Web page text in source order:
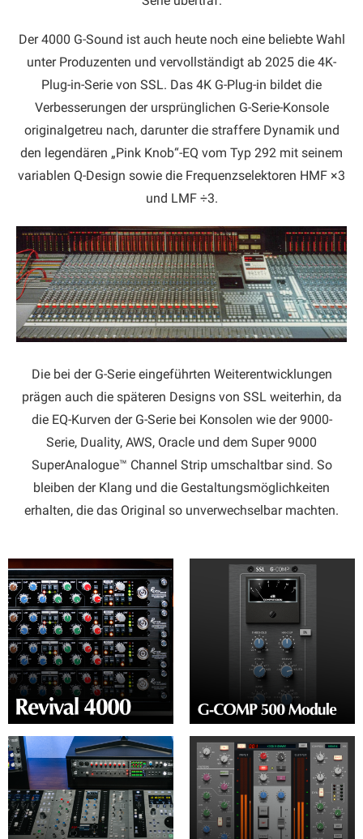
Der 4000 G-Sound ist auch heute noch eine beliebte Wahl
unter Produzenten und vervollständigt ab 2025 die 4K-
Plug-in-Serie von SSL. Das 4K G-Plug-in bildet die
Verbesserungen der ursprünglichen G-Serie-Konsole
originalgetreu nach, darunter die straffere Dynamik und
den legendären „Pink Knob“-EQ vom Typ 292 mit seinem
variablen Q-Design sowie die Frequenzselektoren HMF ×3
und LMF ÷3.
Die bei der G-Serie eingeführten Weiterentwicklungen
prägen auch die späteren Designs von SSL weiterhin, da
die EQ-Kurven der G-Serie bei Konsolen wie der 9000-
Serie, Duality, AWS, Oracle und dem Super 9000
SuperAnalogue™ Channel Strip umschaltbar sind. So
bleiben der Klang und die Gestaltungsmöglichkeiten
erhalten, die das Original so unverwechselbar machten.